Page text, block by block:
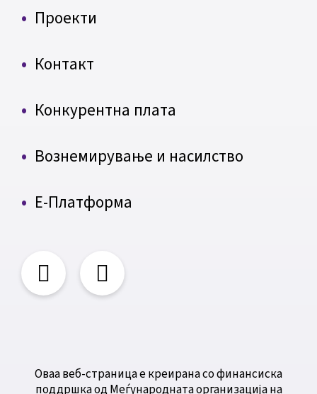
Проекти
Контакт
Конкурентна плата
Вознемирување и насилство
Е-Платформа
Оваа веб-страница е креирана со финансиска
поддршка од Меѓународната организација на